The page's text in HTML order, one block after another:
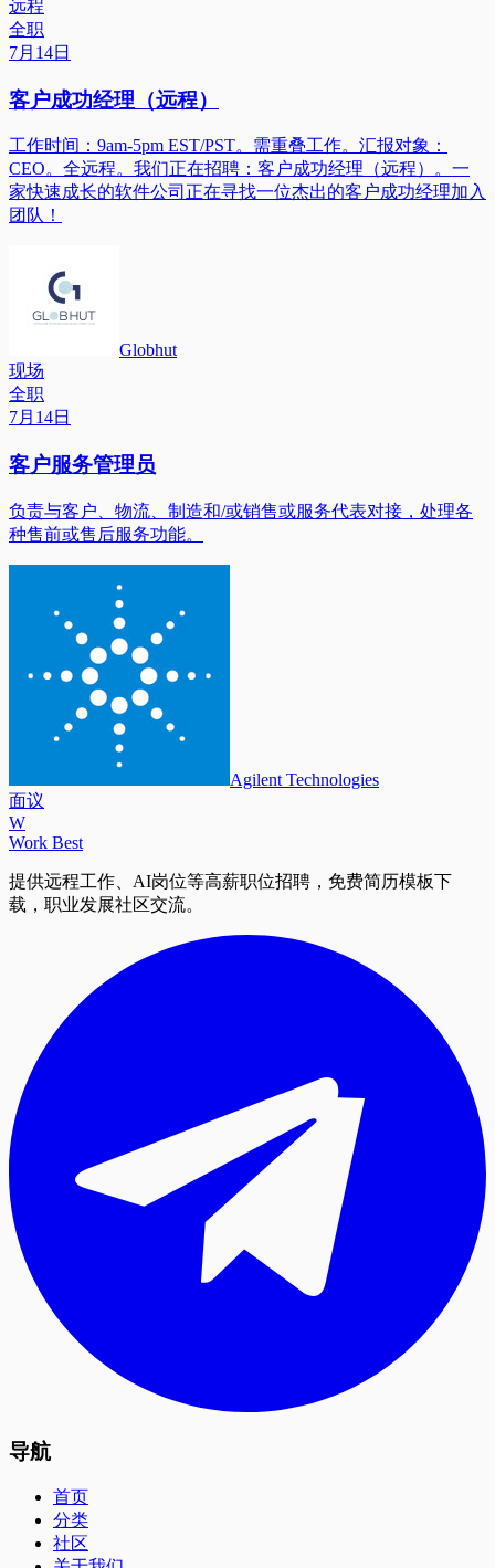
远程
全职
7月14日
客户成功经理（远程）
工作时间：9am-5pm EST/PST。需重叠工作。汇报对象：
CEO。全远程。我们正在招聘：客户成功经理（远程）。一
家快速成长的软件公司正在寻找一位杰出的客户成功经理加入
团队！
Globhut
现场
全职
7月14日
客户服务管理员
负责与客户、物流、制造和/或销售或服务代表对接，处理各
种售前或售后服务功能。
Agilent Technologies
面议
W
Work Best
提供远程工作、AI岗位等高薪职位招聘，免费简历模板下
载，职业发展社区交流。
导航
首页
分类
社区